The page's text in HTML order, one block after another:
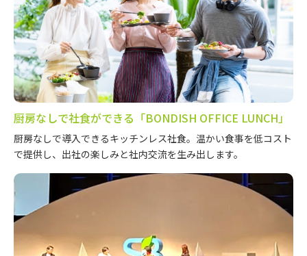
厨房なしで社食ができる「BONDISH OFFICE LUNCH」
厨房なしで導入できるキッチンレス社食。温かい食事を低コスト
で提供し、出社の楽しみと社内交流を生み出します。